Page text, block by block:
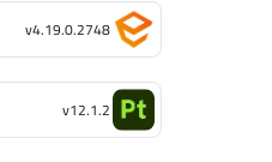
v4.19.0.2748
v12.1.2